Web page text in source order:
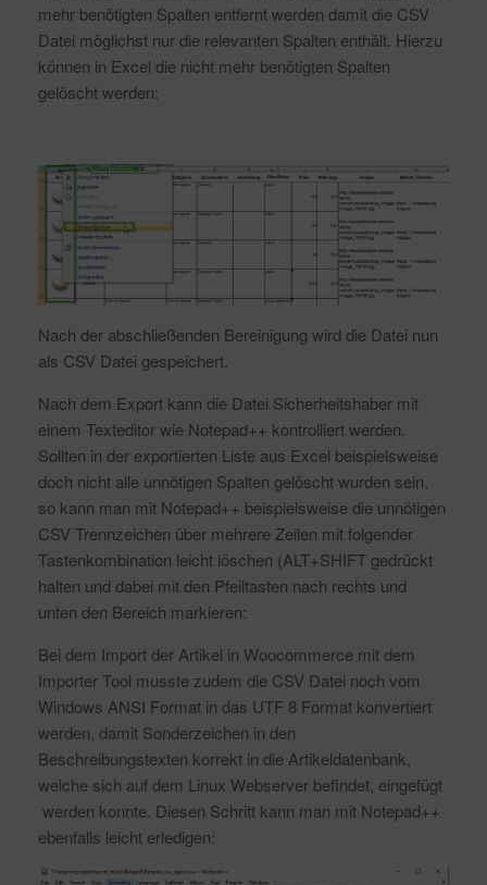
mehr benötigten Spalten entfernt werden damit die CSV
Datei möglichst nur die relevanten Spalten enthält. Hierzu
können in Excel die nicht mehr benötigten Spalten
gelöscht werden:
Nach der abschließenden Bereinigung wird die Datei nun
als CSV Datei gespeichert.
Nach dem Export kann die Datei Sicherheitshaber mit
einem Texteditor wie Notepad++ kontrolliert werden.
Sollten in der exportierten Liste aus Excel beispielsweise
doch nicht alle unnötigen Spalten gelöscht wurden sein,
so kann man mit Notepad++ beispielsweise die unnötigen
CSV Trennzeichen über mehrere Zeilen mit folgender
Tastenkombination leicht löschen (ALT+SHIFT gedrückt
halten und dabei mit den Pfeiltasten nach rechts und
unten den Bereich markieren:
Bei dem Import der Artikel in Woocommerce mit dem
Importer Tool musste zudem die CSV Datei noch vom
Windows ANSI Format in das UTF 8 Format konvertiert
werden, damit Sonderzeichen in den
Beschreibungstexten korrekt in die Artikeldatenbank,
welche sich auf dem Linux Webserver befindet, eingefügt
werden konnte. Diesen Schritt kann man mit Notepad++
ebenfalls leicht erledigen: